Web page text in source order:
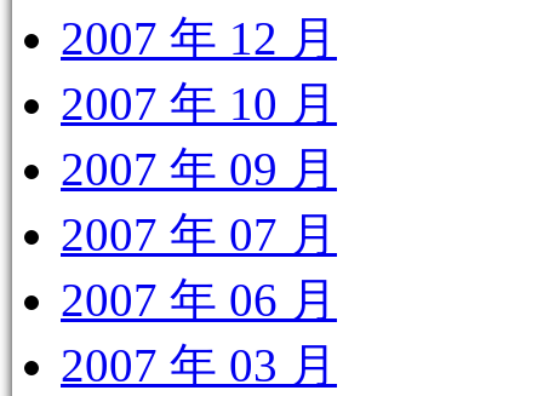
2007 年 12 月
2007 年 10 月
2007 年 09 月
2007 年 07 月
2007 年 06 月
2007 年 03 月